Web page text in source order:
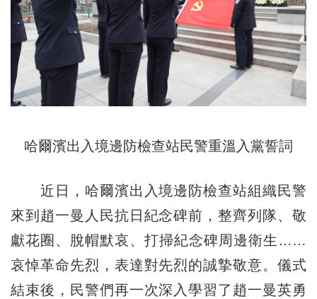
哈爾濱出入境邊防檢查站民警重溫入黨誓詞
近日，哈爾濱出入境邊防檢查站組織民警
來到趙一曼人民抗日紀念碑前，整齊列隊、敬
獻花圈、脫帽默哀、打掃紀念碑周邊衛生……
哀悼革命先烈，表達對先烈的誠摯敬意。儀式
結束後，民警們再一次深入學習了趙一曼英勇